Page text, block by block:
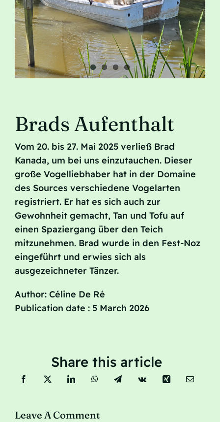
Contact
Brads Aufenthalt
Vom 20. bis 27. Mai 2025 verließ Brad
Kanada, um bei uns einzutauchen. Dieser
große Vogelliebhaber hat in der Domaine
des Sources verschiedene Vogelarten
registriert. Er hat es sich auch zur
Gewohnheit gemacht, Tan und Tofu auf
einen Spaziergang über den Teich
mitzunehmen. Brad wurde in den Fest-Noz
eingeführt und erwies sich als
ausgezeichneter Tänzer.
Author: Céline De Ré
Publication date : 5 March 2026
Share this article
Leave A Comment